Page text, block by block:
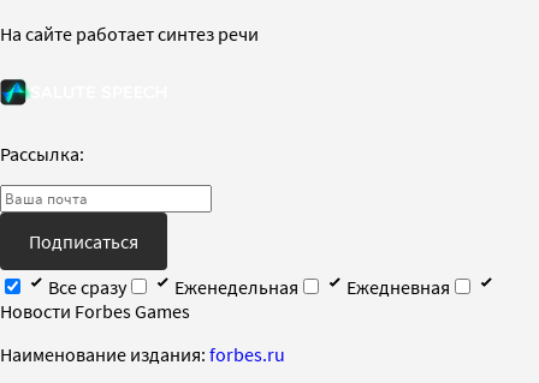
На сайте работает синтез речи
Рассылка:
Подписаться
Все сразу
Еженедельная
Ежедневная
Новости Forbes Games
Наименование издания: forbes.ru